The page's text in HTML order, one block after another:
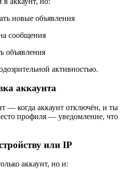
новые объявления
сообщения
объявления
активностью.
аккаунта
— когда аккаунт отключён, и ты
профиля — уведомление, что
или IP
аккаунт, но и: